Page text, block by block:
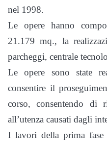
nel 1998.
Le opere hanno
21.179 mq., la
parcheggi, centrale
Le opere sono state
consentire il
corso, consentendo di
all’utenza causati dagli
I lavori della prima